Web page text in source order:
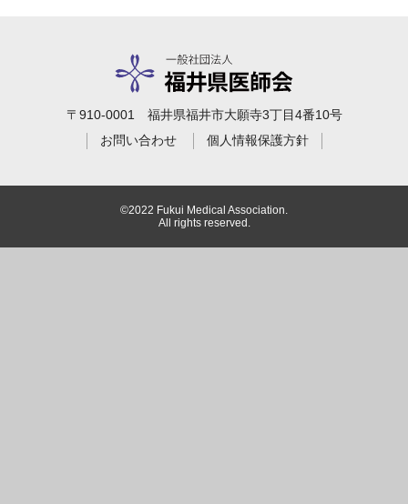
〒910-0001 福井県福井市大願寺3丁目4番10号
お問い合わせ
個人情報保護方針
©2022 Fukui Medical Association.
All rights reserved.